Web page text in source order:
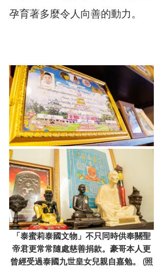
孕育著多麼令人向善的動力。
「泰蜜莉泰國文物」不只同時供奉關聖
帝君更常常隨處慈善捐款。豪哥本人更
曾經受過泰國九世皇女兒親自嘉勉。 (照